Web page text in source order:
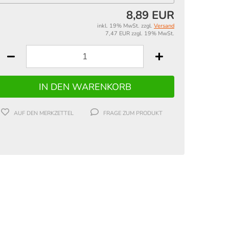
8,89 EUR
inkl. 19% MwSt. zzgl. Versand
7,47 EUR zzgl. 19% MwSt.
AUF DEN MERKZETTEL FRAGE ZUM PRODUKT